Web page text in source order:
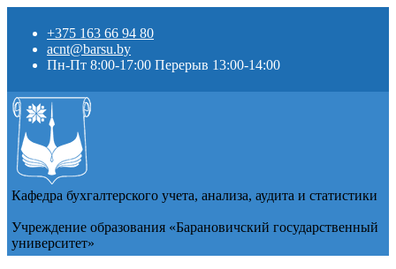
+375 163 66 94 80
acnt@barsu.by
Пн-Пт 8:00-17:00 Перерыв 13:00-14:00
Кафедра бухгалтерского учета, анализа, аудита и статистики
Учреждение образования «Барановичский государственный
университет»